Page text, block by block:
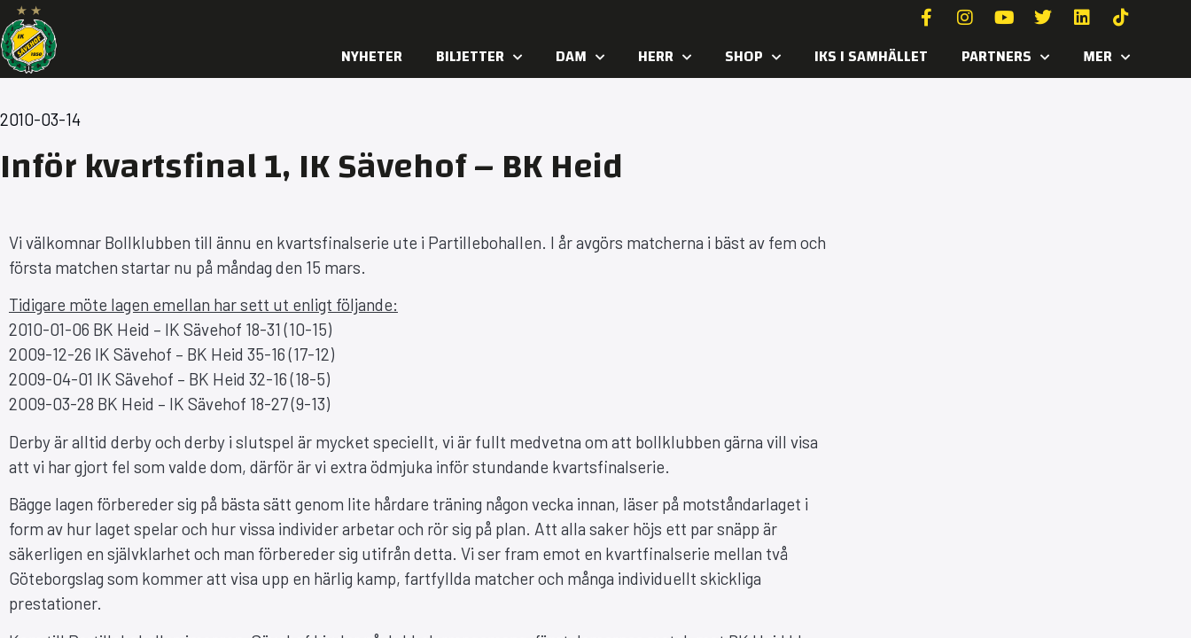
NYHETER BILJETTER DAM HERR SHOP IKS I SAMHÄLLET PARTNERS MER
2010-03-14
Inför kvartsfinal 1, IK Sävehof – BK Heid
Vi välkomnar Bollklubben till ännu en kvartsfinalserie ute i Partillebohallen. I år avgörs matcherna i bäst av fem och
första matchen startar nu på måndag den 15 mars.
Tidigare möte lagen emellan har sett ut enligt följande:
2010-01-06 BK Heid – IK Sävehof 18-31 (10-15)
2009-12-26 IK Sävehof – BK Heid 35-16 (17-12)
2009-04-01 IK Sävehof – BK Heid 32-16 (18-5)
2009-03-28 BK Heid – IK Sävehof 18-27 (9-13)
Derby är alltid derby och derby i slutspel är mycket speciellt, vi är fullt medvetna om att bollklubben gärna vill visa
att vi har gjort fel som valde dom, därför är vi extra ödmjuka inför stundande kvartsfinalserie.
Bägge lagen förbereder sig på bästa sätt genom lite hårdare träning någon vecka innan, läser på motståndarlaget i
form av hur laget spelar och hur vissa individer arbetar och rör sig på plan. Att alla saker höjs ett par snäpp är
säkerligen en självklarhet och man förbereder sig utifrån detta. Vi ser fram emot en kvartfinalserie mellan två
Göteborgslag som kommer att visa upp en härlig kamp, fartfyllda matcher och många individuellt skickliga
prestationer.